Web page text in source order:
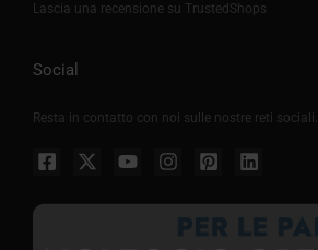
Lascia una recensione su TrustedShops
Social
Resta in contatto con noi sulle nostre reti sociali.